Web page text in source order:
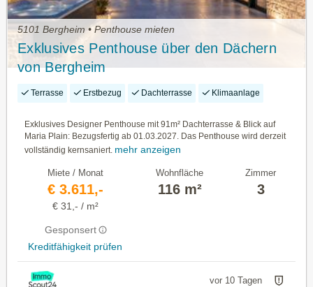
5101 Bergheim • Penthouse mieten
Exklusives Penthouse über den Dächern
von Bergheim
Terrasse Erstbezug Dachterrasse Klimaanlage
Exklusives Designer Penthouse mit 91m² Dachterrasse & Blick auf
Maria Plain: Bezugsfertig ab 01.03.2027. Das Penthouse wird derzeit
vollständig kernsaniert. mehr anzeigen
Miete / Monat
€ 3.611,-
€ 31,- / m²
Gesponsert
Kreditfähigkeit prüfen
Wohnfläche
116 m²
Zimmer
3
vor 10 Tagen